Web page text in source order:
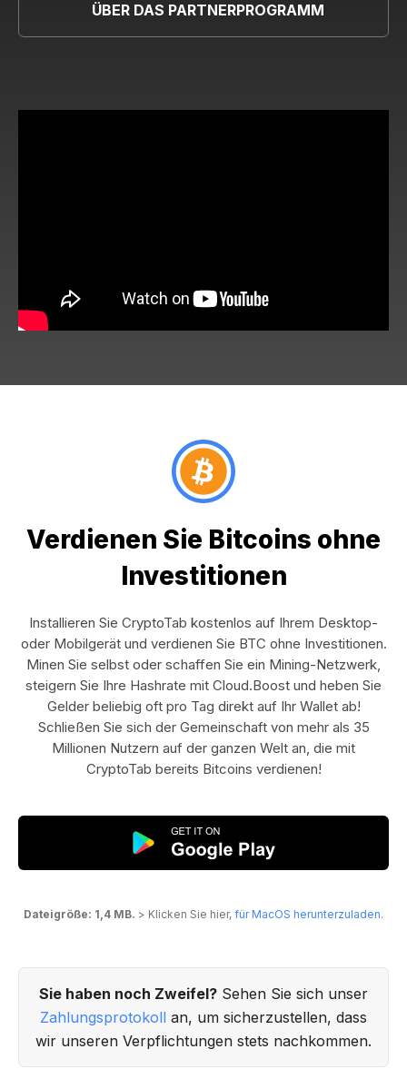
ÜBER DAS PARTNERPROGRAMM
Verdienen Sie Bitcoins ohne
Investitionen
Installieren Sie CryptoTab kostenlos auf Ihrem Desktop-
oder Mobilgerät und verdienen Sie BTC ohne Investitionen.
Minen Sie selbst oder schaffen Sie ein Mining-Netzwerk,
steigern Sie Ihre Hashrate mit Cloud.Boost und heben Sie
Gelder beliebig oft pro Tag direkt auf Ihr Wallet ab!
Schließen Sie sich der Gemeinschaft von mehr als 35
Millionen Nutzern auf der ganzen Welt an, die mit
CryptoTab bereits Bitcoins verdienen!
Dateigröße: 1,4 MB. > Klicken Sie hier, für MacOS herunterzuladen.
Sie haben noch Zweifel? Sehen Sie sich unser
Zahlungsprotokoll an, um sicherzustellen, dass
wir unseren Verpflichtungen stets nachkommen.